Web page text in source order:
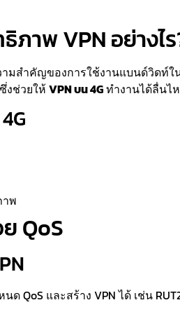
ภาพ VPN อย่างไ
สำคัญของการใช้งานแบนด์วิดท์ใ
งช่วยให้VPN บน 4Gทำงานได้ลื่น
พ
QoS
ด QoS และสร้าง VPN ได้ เช่น